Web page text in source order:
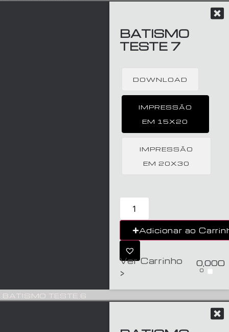
BATISMO
TESTE 7
DOWNLOAD
IMPRESSÃO
EM 15X20
IMPRESSÃO
EM 20X30
Adicionar ao
Ver Carrinho
>
0,00€
0
BATISMO TESTE 6